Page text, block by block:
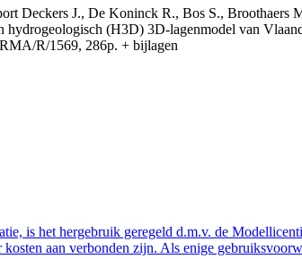
Deckers J., De Koninck R., Bos S.,
(H3D) 3D-lagenmodel van
R/1569, 286p. + bijlagen
is het hergebruik geregeld d.m.v. de
aan verbonden zijn. Als enige